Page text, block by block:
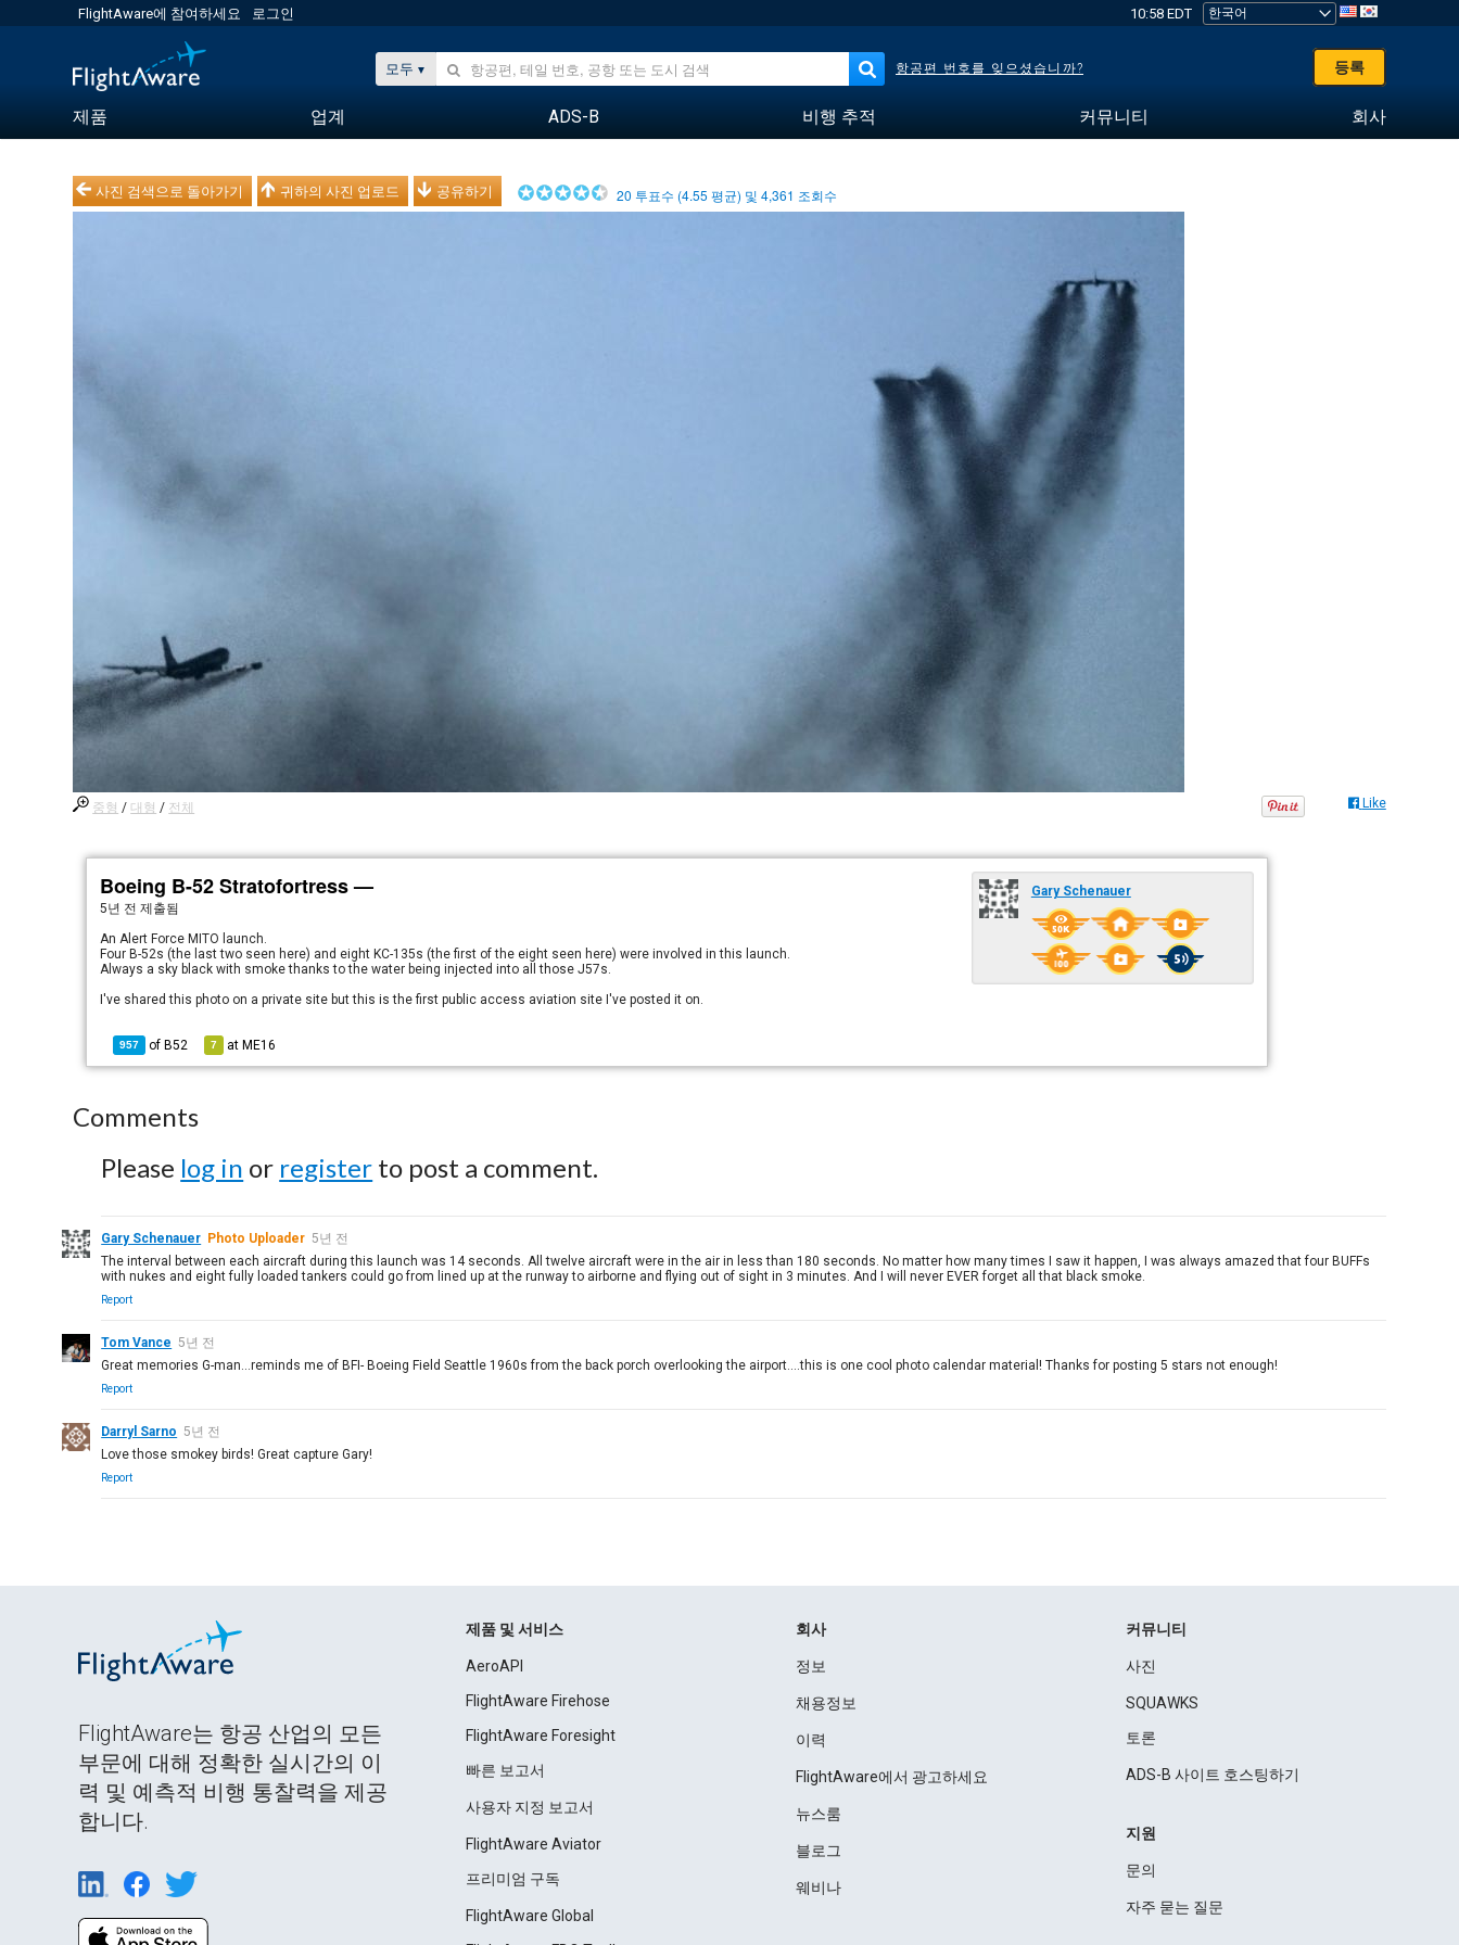
FlightAware에 참여하세요 로그인 10:58 EDT
모두 항공편 번호를 잊으셨습니까? 등록
제품 업계 ADS-B 비행 추적 커뮤니티 회사
사진 검색으로 돌아가기 귀하의 사진 업로드 공유하기 20 투표수 (4.55 평균) 및4,361 조회수
중형 / 대형 / 전체 Like
Boeing B-52 Stratofortress —
5년 전 제출됨
An Alert Force MITO launch.
Four B-52s (the last two seen here) and eight KC-135s (the first of the eight seen here) were involved in this launch.
Always a sky black with smoke thanks to the water being injected into all those J57s.
I've shared this photo on a private site but this is the first public access aviation site I've posted it on.
957 of B52 7 at ME16
Gary Schenauer
Comments
Please log in or register to post a comment.
Gary Schenauer Photo Uploader 5년 전
The interval between each aircraft during this launch was 14 seconds. All twelve aircraft were in the air in less than 180 seconds. No matter how many times I saw it happen, I was always amazed that four BUFFs
with nukes and eight fully loaded tankers could go from lined up at the runway to airborne and flying out of sight in 3 minutes. And I will never EVER forget all that black smoke.
Report
Tom Vance 5년 전
Great memories G-man...reminds me of BFI- Boeing Field Seattle 1960s from the back porch overlooking the airport....this is one cool photo calendar material! Thanks for posting 5 stars not enough!
Report
Darryl Sarno 5년 전
Love those smokey birds! Great capture Gary!
Report
FlightAware는 항공 산업의 모든
부문에 대해 정확한 실시간의 이
력 및 예측적 비행 통찰력을 제공
합니다.
제품 및 서비스
AeroAPI
FlightAware Firehose
FlightAware Foresight
빠른 보고서
사용자 지정 보고서
FlightAware Aviator
프리미엄 구독
FlightAware Global
회사
정보
채용정보
이력
FlightAware에서 광고하세요
뉴스룸
블로그
웨비나
커뮤니티
사진
SQUAWKS
토론
ADS-B 사이트 호스팅하기
지원
문의
자주 묻는 질문